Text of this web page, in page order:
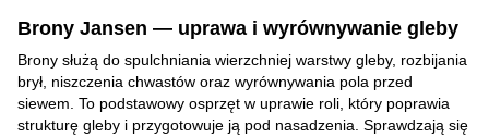
Brony Jansen — uprawa i wyrównywanie gleby
Brony służą do spulchniania wierzchniej warstwy gleby, rozbijania
brył, niszczenia chwastów oraz wyrównywania pola przed
siewem. To podstawowy osprzęt w uprawie roli, który poprawia
strukturę gleby i przygotowuje ją pod nasadzenia. Sprawdzają się